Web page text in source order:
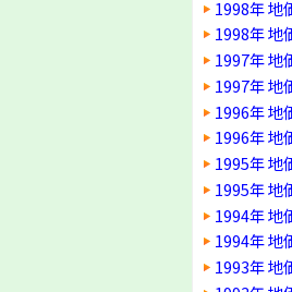
1998年 地
1998年 地
1997年 地
1997年 地
1996年 地
1996年 地
1995年 地
1995年 地
1994年 地
1994年 地
1993年 地